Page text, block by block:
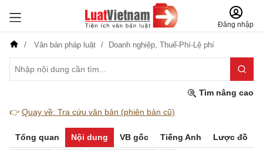
Đăng nhập
Văn bản pháp luật Doanh nghiệp, Thuế-Phí-Lệ phí
Tìm nâng cao
👉 Quay về: Tra cứu văn bản (phiên bản cũ)
Tổng quan Nội dung VB gốc Tiếng Anh Lược đồ